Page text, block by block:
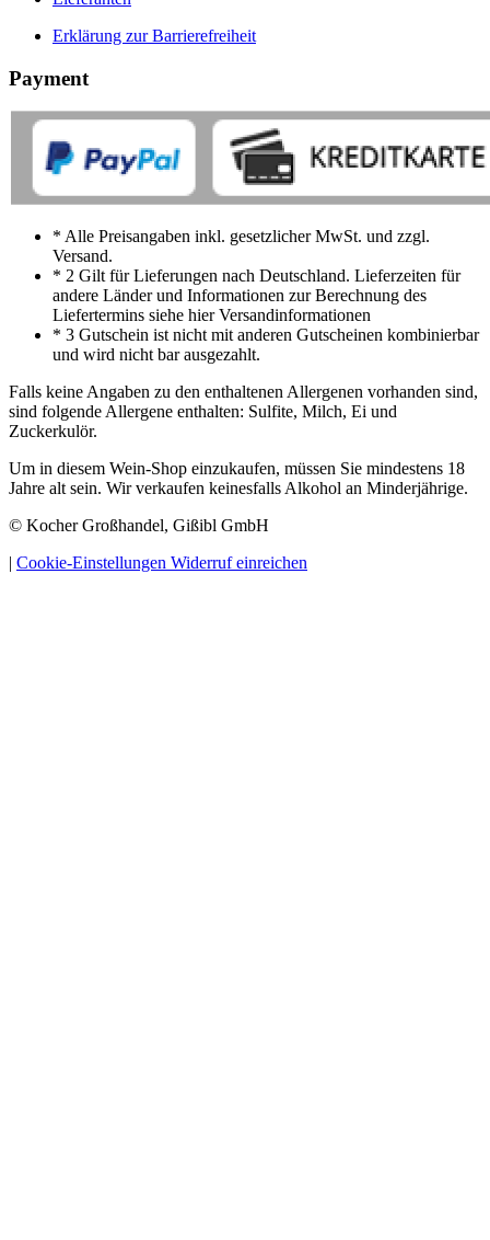
Erklärung zur Barrierefreiheit
Payment
* Alle Preisangaben inkl. gesetzlicher MwSt. und zzgl.
Versand.
* 2 Gilt für Lieferungen nach Deutschland. Lieferzeiten für
andere Länder und Informationen zur Berechnung des
Liefertermins siehe hier Versandinformationen
* 3 Gutschein ist nicht mit anderen Gutscheinen kombinierbar
und wird nicht bar ausgezahlt.
Falls keine Angaben zu den enthaltenen Allergenen vorhanden sind,
sind folgende Allergene enthalten: Sulfite, Milch, Ei und
Zuckerkulör.
Um in diesem Wein-Shop einzukaufen, müssen Sie mindestens 18
Jahre alt sein. Wir verkaufen keinesfalls Alkohol an Minderjährige.
© Kocher Großhandel, Gißibl GmbH
| Cookie-Einstellungen Widerruf einreichen